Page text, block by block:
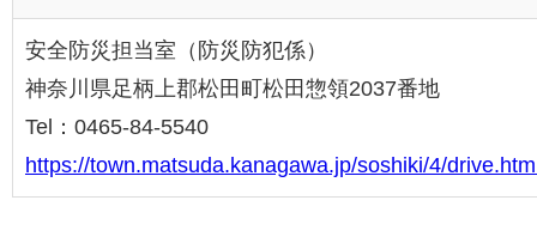
安全防災担当室（防災防犯係）
神奈川県足柄上郡松田町松田惣領2037番地
Tel：0465-84-5540
https://town.matsuda.kanagawa.jp/soshiki/4/